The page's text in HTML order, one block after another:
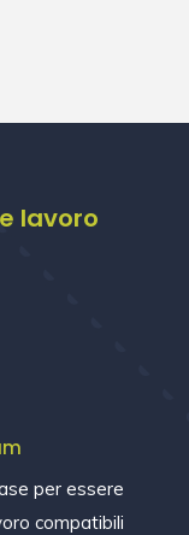
lavoro
per essere
compatibili